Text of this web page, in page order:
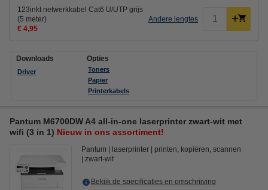
123inkt netwerkkabel Cat6 U/UTP grijs
(5 meter)
€ 4,95
Andere lengtes
Downloads
Driver
Opties
Toners
Papier
Printerkabels
Pantum M6700DW A4 all-in-one laserprinter zwart-wit met
wifi (3 in 1) Nieuw in ons assortiment!
Pantum laserprinter
printen, kopiëren, scannen
zwart-wit
Bekijk de specificaties en omschrijving